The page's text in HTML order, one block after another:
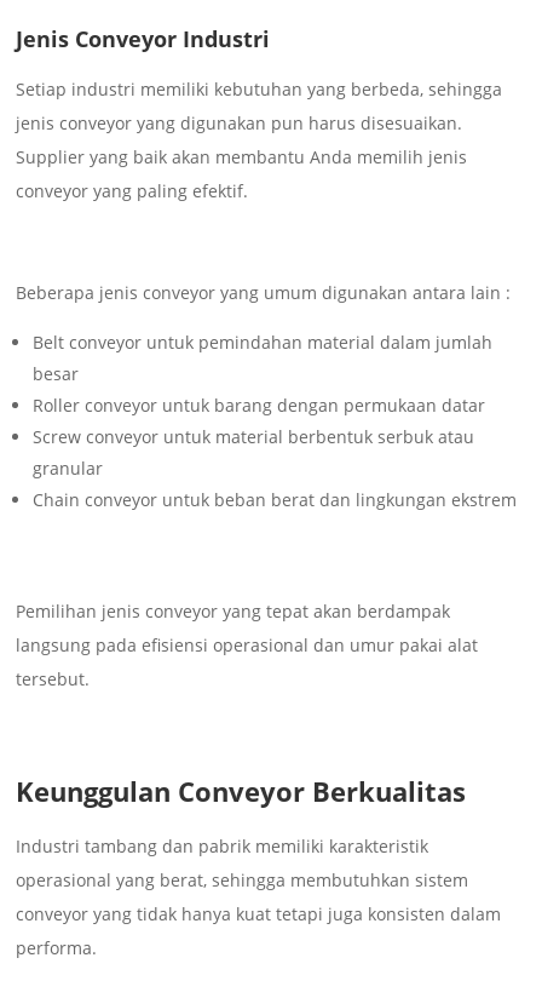
Jenis Conveyor Industri
Setiap industri memiliki kebutuhan yang berbeda, sehingga
jenis conveyor yang digunakan pun harus disesuaikan.
Supplier yang baik akan membantu Anda memilih jenis
conveyor yang paling efektif.
Beberapa jenis conveyor yang umum digunakan antara lain :
Belt conveyor untuk pemindahan material dalam jumlah
besar
Roller conveyor untuk barang dengan permukaan datar
Screw conveyor untuk material berbentuk serbuk atau
granular
Chain conveyor untuk beban berat dan lingkungan ekstrem
Pemilihan jenis conveyor yang tepat akan berdampak
langsung pada efisiensi operasional dan umur pakai alat
tersebut.
Keunggulan Conveyor Berkualitas
Industri tambang dan pabrik memiliki karakteristik
operasional yang berat, sehingga membutuhkan sistem
conveyor yang tidak hanya kuat tetapi juga konsisten dalam
performa.